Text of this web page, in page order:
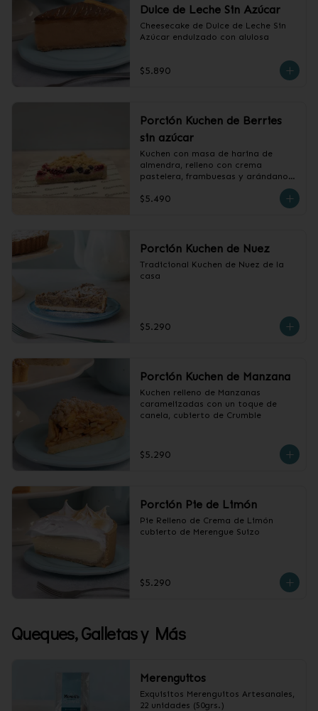
Dulce de Leche Sin Azúcar
Cheesecake de Dulce de Leche Sin
Azúcar endulzado con alulosa
$5.890
Porción Kuchen de Berries
sin azúcar
Kuchen con masa de harina de
almendra, relleno con crema
pastelera, frambuesas y arándanos,
$5.490
Porción Kuchen de Nuez
Tradicional Kuchen de Nuez de la
casa
$5.290
Porción Kuchen de Manzana
Kuchen relleno de Manzanas
caramelizadas con un toque de
canela, cubierto de Crumble
$5.290
Porción Pie de Limón
Pie Relleno de Crema de Limón
cubierto de Merengue Suizo
$5.290
Queques, Galletas y Más
Merenguitos
Exquisitos Merenguitos Artesanales,
22 unidades (50grs.)